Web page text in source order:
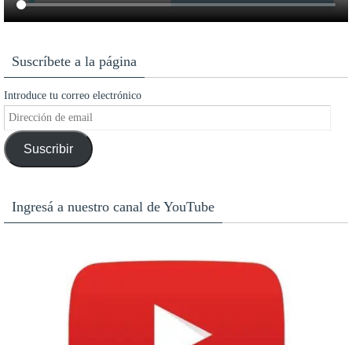
Suscríbete a la página
Introduce tu correo electrónico
Dirección
de
emailSuscribir
Ingresá a nuestro canal de YouTube